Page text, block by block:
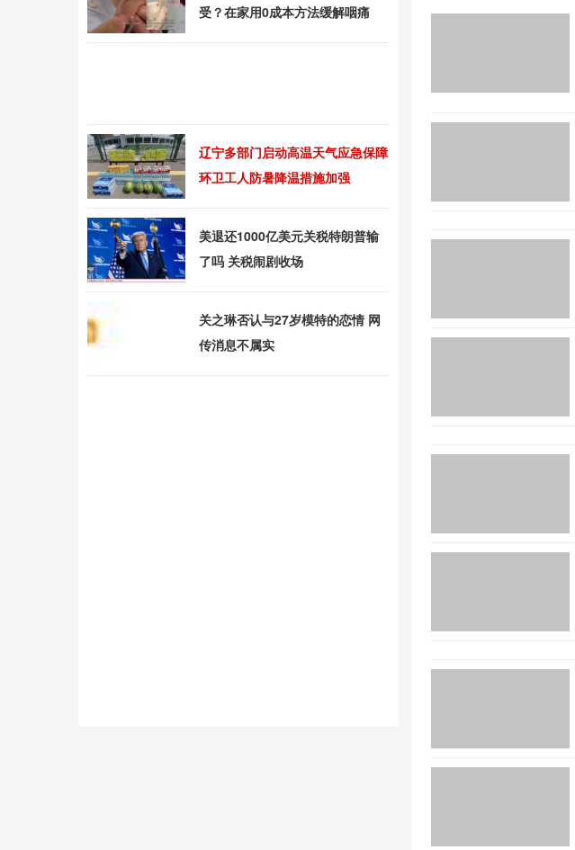
受？在家用0成本方法缓解咽痛
辽宁多部门启动高温天气应急保障
环卫工人防暑降温措施加强
美退还1000亿美元关税特朗普输
了吗 关税闹剧收场
关之琳否认与27岁模特的恋情 网
传消息不属实